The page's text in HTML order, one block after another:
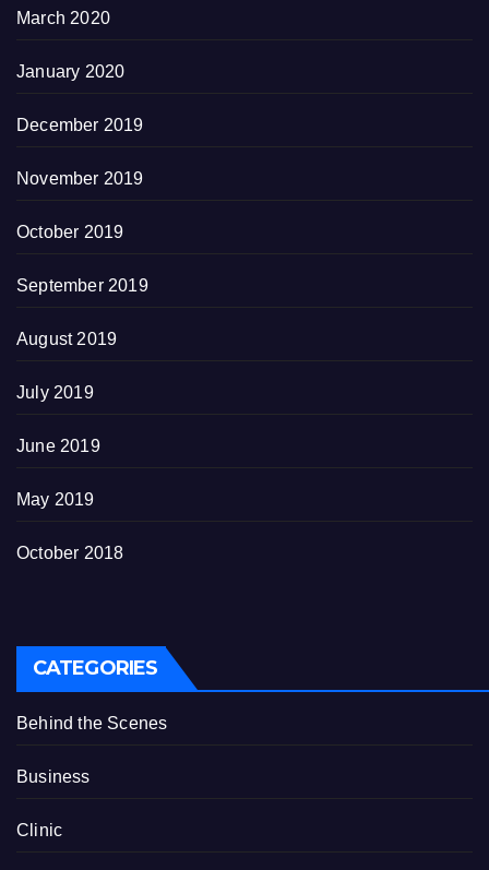
March 2020
January 2020
December 2019
November 2019
October 2019
September 2019
August 2019
July 2019
June 2019
May 2019
October 2018
CATEGORIES
Behind the Scenes
Business
Clinic